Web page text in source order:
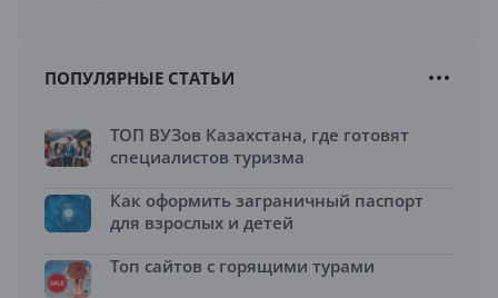
ПОПУЛЯРНЫЕ СТАТЬИ
ТОП ВУЗов Казахстана, где готовят
специалистов туризма
Как оформить заграничный паспорт
для взрослых и детей
Топ сайтов с горящими турами